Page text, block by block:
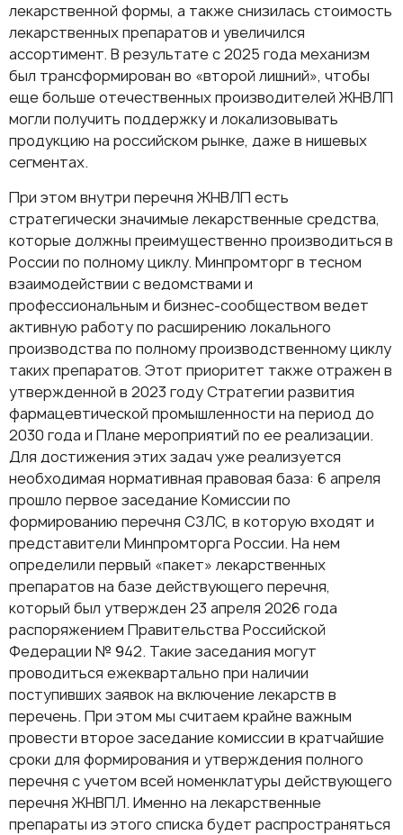
лекарственной формы, а также снизилась стоимость
лекарственных препаратов и увеличился
ассортимент. В результате с 2025 года механизм
был трансформирован во «второй лишний», чтобы
еще больше отечественных производителей ЖНВЛП
могли получить поддержку и локализовывать
продукцию на российском рынке, даже в нишевых
сегментах.
При этом внутри перечня ЖНВЛП есть
стратегически значимые лекарственные средства,
которые должны преимущественно производиться в
России по полному циклу. Минпромторг в тесном
взаимодействии с ведомствами и
профессиональным и бизнес-сообществом ведет
активную работу по расширению локального
производства по полному производственному циклу
таких препаратов. Этот приоритет также отражен в
утвержденной в 2023 году Стратегии развития
фармацевтической промышленности на период до
2030 года и Плане мероприятий по ее реализации.
Для достижения этих задач уже реализуется
необходимая нормативная правовая база: 6 апреля
прошло первое заседание Комиссии по
формированию перечня СЗЛС, в которую входят и
представители Минпромторга России. На нем
определили первый «пакет» лекарственных
препаратов на базе действующего перечня,
который был утвержден 23 апреля 2026 года
распоряжением Правительства Российской
Федерации № 942. Такие заседания могут
проводиться ежеквартально при наличии
поступивших заявок на включение лекарств в
перечень. При этом мы считаем крайне важным
провести второе заседание комиссии в кратчайшие
сроки для формирования и утверждения полного
перечня с учетом всей номенклатуры действующего
перечня ЖНВПЛ. Именно на лекарственные
препараты из этого списка будет распространяться